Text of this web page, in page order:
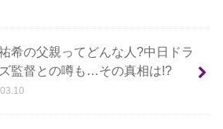
希の父親ってどんな人?中日ドラ
監督との噂も…その真相は!?